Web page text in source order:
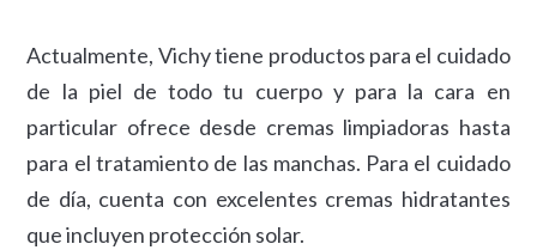
Actualmente, Vichy tiene productos para el cuidado
de la piel de todo tu cuerpo y para la cara en
particular ofrece desde cremas limpiadoras hasta
para el tratamiento de las manchas. Para el cuidado
de día, cuenta con excelentes cremas hidratantes
que incluyen protección solar.